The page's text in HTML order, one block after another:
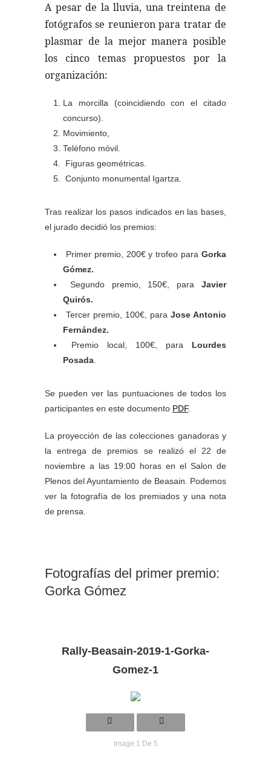
A pesar de la lluvia, una treintena de
fotógrafos se reunieron para tratar de
plasmar de la mejor manera posible
los cinco temas propuestos por la
organización:
La morcilla (coincidiendo con el citado
concurso).
Movimiento,
Teléfono móvil.
Figuras geométricas.
Conjunto monumental Igartza.
Tras realizar los pasos indicados en las bases,
el jurado decidió los premios:
Primer premio, 200€ y trofeo para Gorka
Gómez.
Segundo premio, 150€, para Javier
Quirós.
Tercer premio, 100€, para Jose Antonio
Fernández.
Premio local, 100€, para Lourdes
Posada
Se pueden ver las puntuaciones de todos los
participantes en este documento PDF.
La proyección de las colecciones ganadoras y
la entrega de premios se realizó el 22 de
noviembre a las 19:00 horas en el Salon de
Plenos del Ayuntamiento de Beasain. Podemos
ver la fotografía de los premiados y una nota
de prensa.
Fotografías del primer premio:
Gorka Gómez
Rally-Beasain-2019-1-Gorka-
Gomez-1
Image 1 De 5